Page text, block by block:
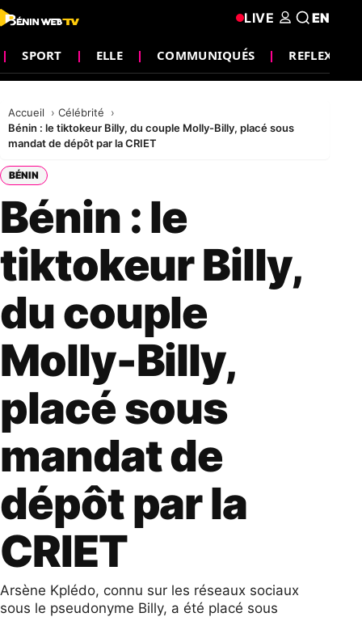
SPORT ELLE COMMUNIQUÉS REFLEXION
LIVE EN
Accueil
Célébrité
Bénin : le tiktokeur Billy, du couple Molly-Billy, placé sous
mandat de dépôt par la CRIET
BÉNIN
Bénin : le
tiktokeur Billy,
du couple
Molly-Billy,
placé sous
mandat de
dépôt par la
CRIET
Arsène Kplédo, connu sur les réseaux sociaux
sous le pseudonyme Billy, a été placé sous